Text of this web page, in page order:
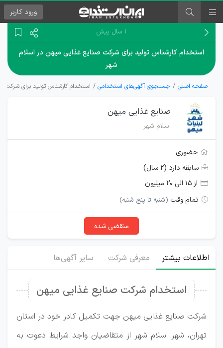
ورود کاربر
۱ سال پیش
استخدام کارشناس تولید برای شرکت صنایع غذایی میهن در اسلام
شهر
صفحه اصلی جستجوی آگهی‌های استخدامی استخدام کارشناس تولید برای شرکت
صنایع غذایی میهن
اسلام شهر
حضوری
سابقه دارد (۲ سال)
از ۱۵ الی ۲۰ میلیون
تمام وقت (شنبه تا پنج شنبه)
منقضی شده
اطلاعات بیشتر معرفی شرکت سایر آگهی‌ها
استخدام شرکت صنایع غذایی میهن
شرکت صنایع غذایی میهن جهت تکمیل کادر خود در استان
تهران، شهر اسلام شهر از متقاضیان واجد شرایط دعوت به